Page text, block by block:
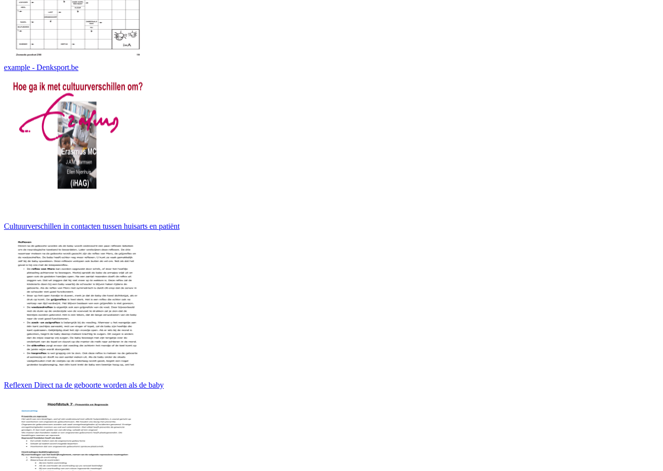
example - Denksport.be
Cultuurverschillen in contacten tussen huisarts en patiënt
Reflexen Direct na de geboorte worden als de baby